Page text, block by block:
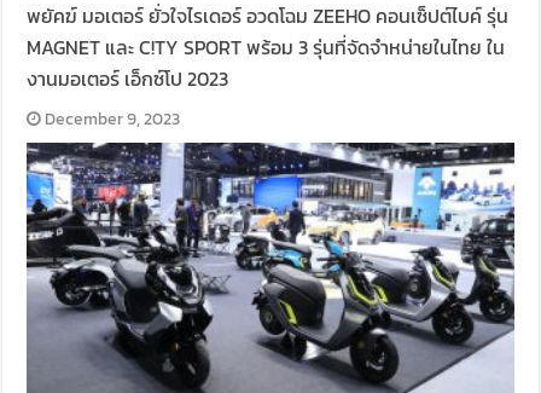
พยัคฆ์ มอเตอร์ ยั่วใจไรเดอร์ อวดโฉม ZEEHO คอนเซ็ปต์ไบค์ รุ่น
MAGNET และ C!TY SPORT พร้อม 3 รุ่นที่จัดจำหน่ายในไทย ใน
งานมอเตอร์ เอ็กซ์โป 2023
December 9, 2023